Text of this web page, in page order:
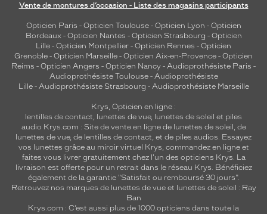
Vente de montures d’occasion - Liste des magasins participants
Opticien Paris - Opticien Toulouse- Opticien Lyon - Opticien
Bordeaux- Opticien Nantes - Opticien Strasbourg - Opticien
Lille - Opticien Montpellier - Opticien Rennes - Opticien
Grenoble - Opticien Marseille - Opticien Aix-en-Provence - Opticien
Reims - Opticien Angers - Opticien Nancy - Audioprothésiste Paris -
Audioprothésiste Toulouse- Audioprothésiste
Lille- Audioprothésiste Strasbourg - Audioprothésiste Marseille
Krys, Opticien en ligne :
lentilles de contact lunettes de vue, lunettes de soleil et piles
audio Krys.com : Site de vente en ligne de lunettes de soleil, de
lunettes de vue, de lentilles de contact , et de piles audios. Essayez
vos lunettes grâce au miroir virtuel Krys, commandez en ligne et
faites vous livrer gratuitement chez l'un des opticiens Krys. La
livraison est offerte pour un retrait dans le réseau Krys. Bénéficiez
également de la garantie "Satisfait ou remboursé 30 jours".
Retrouvez nos marques de lunettes de vue et lunettes de soleil : Ray
Ban
Krys.com : C’est aussi plus de 1000 opticiens dans toute la